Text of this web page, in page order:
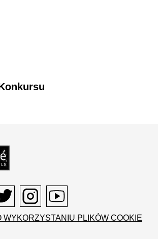
InstagramYoutube
WYKORZYSTANIU PLIKÓW COOKIE